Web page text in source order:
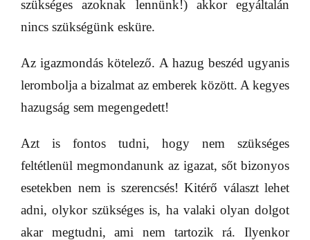
szükséges azoknak lennünk!) akkor egyáltalán
nincs szükségünk esküre.
Az igazmondás kötelező. A hazug beszéd ugyanis
lerombolja a bizalmat az emberek között. A kegyes
hazugság sem megengedett!
Azt is fontos tudni, hogy nem szükséges
feltétlenül megmondanunk az igazat, sőt bizonyos
esetekben nem is szerencsés! Kitérő választ lehet
adni, olykor szükséges is, ha valaki olyan dolgot
akar megtudni, ami nem tartozik rá. Ilyenkor